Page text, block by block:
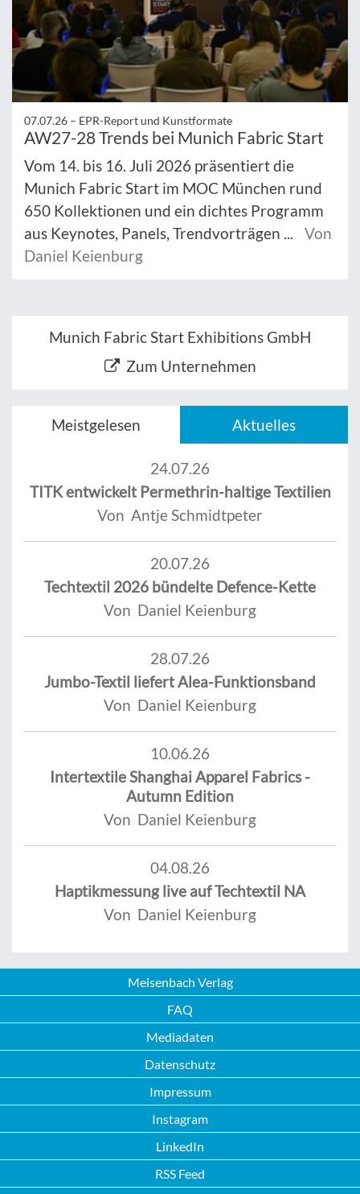
07.07.26 – EPR-Report und Kunstformate
AW27-28 Trends bei Munich Fabric Start
Vom 14. bis 16. Juli 2026 präsentiert die
Munich Fabric Start im MOC München rund
650 Kollektionen und ein dichtes Programm
aus Keynotes, Panels, Trendvorträgen ...
Von
Daniel Keienburg
Munich Fabric Start Exhibitions GmbH
Zum Unternehmen
Meistgelesen Aktuelles
24.07.26
TITK entwickelt Permethrin-haltige Textilien
Von Antje Schmidtpeter
20.07.26
Techtextil 2026 bündelte Defence-Kette
Von Daniel Keienburg
28.07.26
Jumbo-Textil liefert Alea-Funktionsband
Von Daniel Keienburg
10.06.26
Intertextile Shanghai Apparel Fabrics -
Autumn Edition
Von Daniel Keienburg
04.08.26
Haptikmessung live auf Techtextil NA
Von Daniel Keienburg
Meisenbach Verlag
FAQ
Mediadaten
Datenschutz
Impressum
Instagram
LinkedIn
RSS Feed